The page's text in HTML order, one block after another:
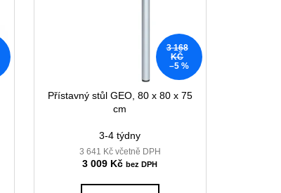
3 168
KČ
–5 %
Přístavný stůl GEO, 80 x 80 x 75
cm
3-4 týdny
3 641 Kč včetně DPH
3 009 Kč